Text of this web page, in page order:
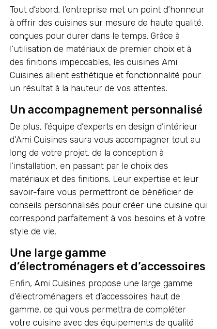
Tout d’abord, l’entreprise met un point d’honneur
à offrir des cuisines sur mesure de haute qualité,
conçues pour durer dans le temps. Grâce à
l’utilisation de matériaux de premier choix et à
des finitions impeccables, les cuisines Ami
Cuisines allient esthétique et fonctionnalité pour
un résultat à la hauteur de vos attentes.
Un accompagnement personnalisé
De plus, l’équipe d’experts en design d’intérieur
d’Ami Cuisines saura vous accompagner tout au
long de votre projet, de la conception à
l’installation, en passant par le choix des
matériaux et des finitions. Leur expertise et leur
savoir-faire vous permettront de bénéficier de
conseils personnalisés pour créer une cuisine qui
correspond parfaitement à vos besoins et à votre
style de vie.
Une large gamme
d’électroménagers et d’accessoires
Enfin, Ami Cuisines propose une large gamme
d’électroménagers et d’accessoires haut de
gamme, ce qui vous permettra de compléter
votre cuisine avec des équipements de qualité